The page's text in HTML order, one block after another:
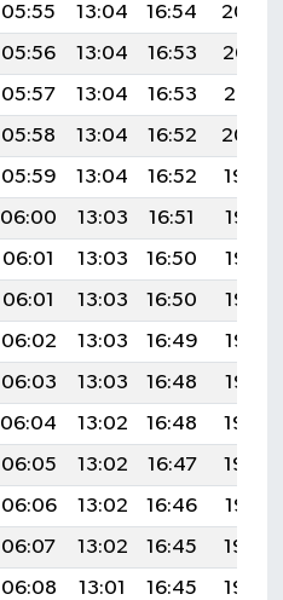
05:55 13:04 16:54
20:04
05:56 13:04 16:53
20:03
05:57 13:04 16:53
20:01
05:58 13:04 16:52
20:00
05:59 13:04 16:52
19:59
06:00 13:03 16:51
19:57
06:01 13:03 16:50
19:56
06:01 13:03 16:50
19:55
06:02 13:03 16:49
19:53
06:03 13:03 16:48
19:52
06:04 13:02 16:48
19:50
06:05 13:02 16:47
19:49
06:06 13:02 16:46
19:47
06:07 13:02 16:45
19:46
06:08 13:01 16:45 19:45